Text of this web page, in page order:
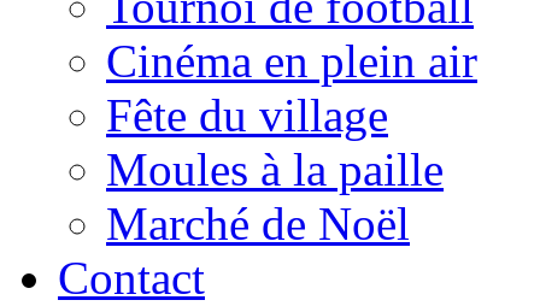
Cinéma en plein air
Fête du village
Moules à la paille
Marché de Noël
Contact